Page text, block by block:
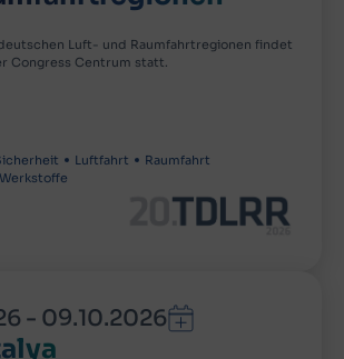
Luft- und Raumfahrtregionen findet
Congress Centrum statt.
Luftfahrt
Raumfahrt
- 09.10.2026